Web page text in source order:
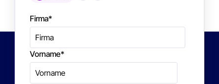
Firma*
Vorname*